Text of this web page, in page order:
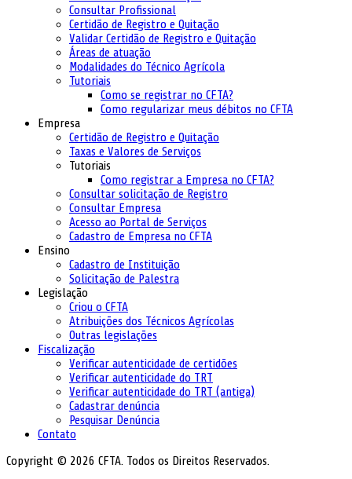
Consultar Profissional
Certidão de Registro e Quitação
Validar Certidão de Registro e Quitação
Áreas de atuação
Modalidades do Técnico Agrícola
Tutoriais
Como se registrar no CFTA?
Como regularizar meus débitos no CFTA
Empresa
Certidão de Registro e Quitação
Taxas e Valores de Serviços
Tutoriais
Como registrar a Empresa no CFTA?
Consultar solicitação de Registro
Consultar Empresa
Acesso ao Portal de Serviços
Cadastro de Empresa no CFTA
Ensino
Cadastro de Instituição
Solicitação de Palestra
Legislação
Criou o CFTA
Atribuições dos Técnicos Agrícolas
Outras legislações
Fiscalização
Verificar autenticidade de certidões
Verificar autenticidade do TRT
Verificar autenticidade do TRT (antiga)
Cadastrar denúncia
Pesquisar Denúncia
Contato
Copyright © 2026 CFTA. Todos os Direitos Reservados.